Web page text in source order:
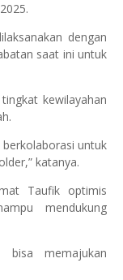
dengan
saat ini untuk
kewilayahan
untuk
katanya.
Taufik optimis
mendukung
memajukan